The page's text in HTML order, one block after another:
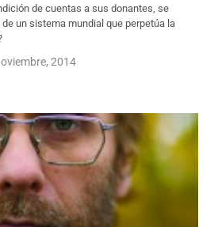
de cuentas a sus donantes, se
un sistema mundial que perpetúa la
2014